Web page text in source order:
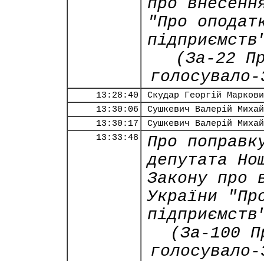
про
"Про
(За-22
13:28:40
Скудар Георгій
13:30:06
Сушкевич Валерій
13:30:17
Сушкевич Валерій
13:33:48
Про
депутата
Закону про
України
(За-100